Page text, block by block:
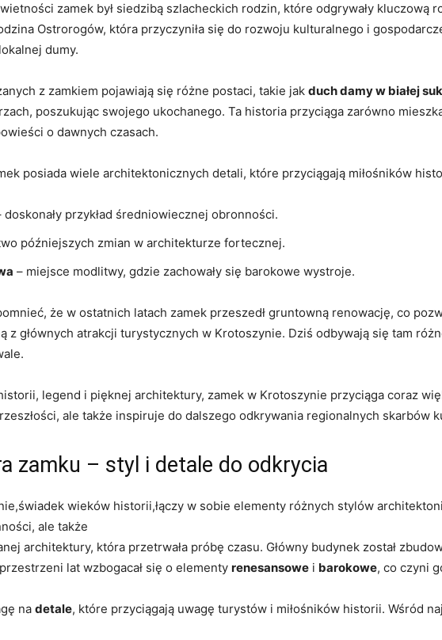
zamek był siedzibą szlacheckich rodzin, które odgrywały kluczową
Ostrorogów, która przyczyniła się do rozwoju kulturalnego i
dumy.
z zamkiem pojawiają się różne postaci, takie jak duch damy w białej
poszukując swojego ukochanego. Ta historia przyciąga zarówno
o dawnych czasach.
posiada wiele architektonicznych detali, które przyciągają miłośników
doskonały przykład średniowiecznej obronności.
późniejszych zmian w architekturze fortecznej.
– miejsce modlitwy, gdzie zachowały się barokowe wystroje.
że w ostatnich latach zamek przeszedł gruntowną renowację, co
z głównych atrakcji turystycznych w Krotoszynie. Dziś odbywają się tam
legend i pięknej architektury, zamek w Krotoszynie przyciąga coraz
ale także inspiruje do dalszego odkrywania regionalnych skarbów
zamku – styl i detale do odkrycia
wieków historii,łączy w sobie elementy różnych stylów
ale także
architektury, która przetrwała próbę czasu. Główny budynek został
lat wzbogacał się o elementy renesansowe i barokowe, co czyni
na detale, które przyciągają uwagę turystów i miłośników historii. Wśród